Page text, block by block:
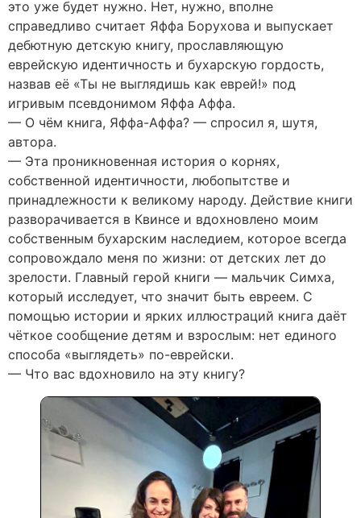
это уже будет нужно. Нет, нужно, вполне
справедливо считает Яффа Борухова и выпускает
дебютную детскую книгу, прославляющую
еврейскую идентичность и бухарскую гордость,
назвав её «Ты не выглядишь как еврей!» под
игривым псевдонимом Яффа Аффа.
— О чём книга, Яффа-Аффа? — спросил я, шутя,
автора.
— Эта проникновенная история о корнях,
собственной идентичности, любопытстве и
принадлежности к великому народу. Действие книги
разворачивается в Квинсе и вдохновлено моим
собственным бухарским наследием, которое всегда
сопровождало меня по жизни: от детских лет до
зрелости. Главный герой книги — мальчик Симха,
который исследует, что значит быть евреем. С
помощью истории и ярких иллюстраций книга даёт
чёткое сообщение детям и взрослым: нет единого
способа «выглядеть» по-еврейски.
— Что вас вдохновило на эту книгу?